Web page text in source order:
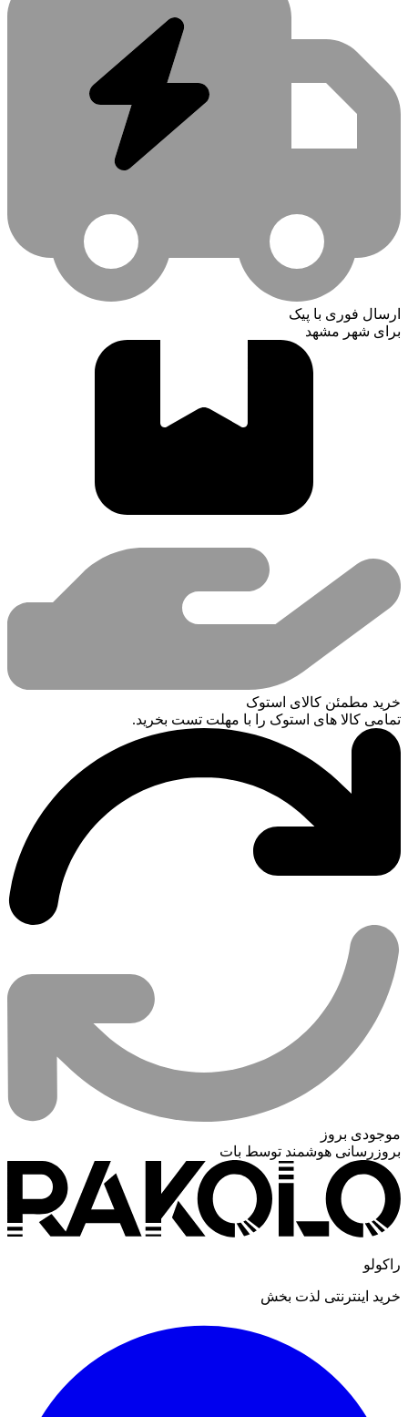
ارسال فوری با پیک
برای شهر مشهد
خرید مطمئن کالای استوک
تمامی کالا های استوک را با مهلت تست بخرید.
موجودی بروز
بروزرسانی هوشمند توسط بات
راکولو
خرید اینترنتی لذت بخش